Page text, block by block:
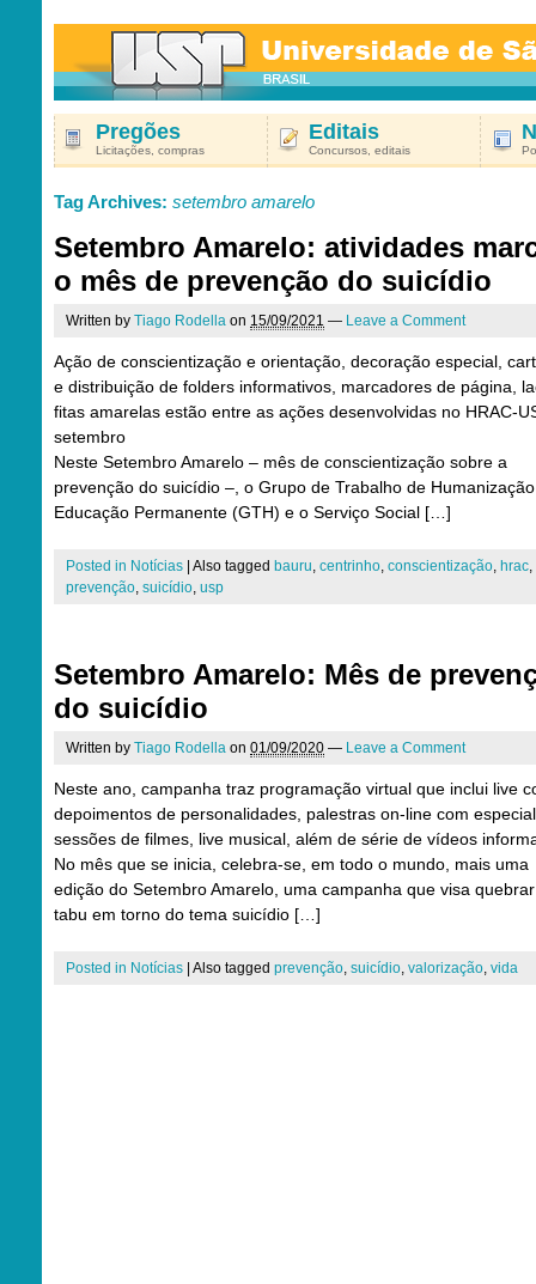
Pregões
Licitações, compras
Editais
Concursos, editais
Tag Archives: setembro amarelo
Setembro Amarelo: atividades
o mês de prevenção do suicídio
Written by Tiago Rodella on 15/09/2021 — Leave a Comment
Ação de conscientização e orientação, decoração especial,
e distribuição de folders informativos, marcadores de página,
fitas amarelas estão entre as ações desenvolvidas no HRAC-
setembro
Neste Setembro Amarelo – mês de conscientização sobre a
prevenção do suicídio –, o Grupo de Trabalho de
Educação Permanente (GTH) e o Serviço Social […]
Posted in Notícias Also tagged bauru, centrinho, conscientização, hrac,
prevenção, suicídio, usp
Setembro Amarelo: Mês de
do suicídio
Written by Tiago Rodella on 01/09/2020 — Leave a Comment
Neste ano, campanha traz programação virtual que inclui live
depoimentos de personalidades, palestras on-line com
sessões de filmes, live musical, além de série de vídeos
No mês que se inicia, celebra-se, em todo o mundo, mais uma
edição do Setembro Amarelo, uma campanha que visa
tabu em torno do tema suicídio […]
Posted in Notícias Also tagged prevenção, suicídio, valorização, vida